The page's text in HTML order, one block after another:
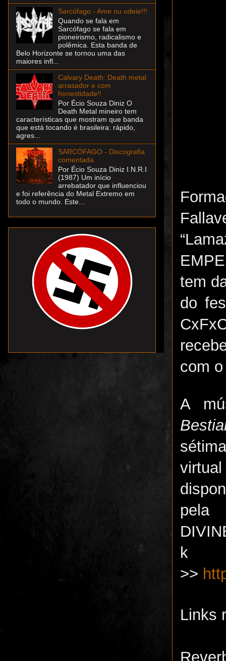
tem
do
com
A
k
>>
Links
Sarcófago - Ame ou odeie!!!
Quando se fala em
Sarcófago se fala em
pioneirismo, radicalismo e
polêmica. Esta banda de
Belo Horizonte se tornou uma das
maiores infl...
Calvary Death: Death metal
arrasador e com
honestidade!!
Por Écio Souza Diniz O
Death Metal mineiro tem
características que mostram que banda
que está tocando é brasileira: rápido,
agres...
SARCÓFAGO - Discografia
comentada
Por Écio Souza Diniz I.N.R.I
(1987) Um início
arrebatador que influenciou
e foi referência do Metal Extremo em
todo o mundo. Este...